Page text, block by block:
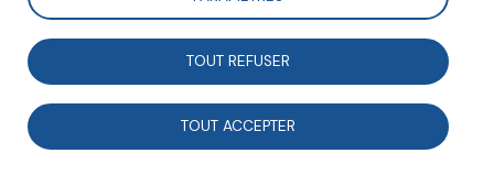
septembre 2018
TOUT REFUSER
TOUT ACCEPTER